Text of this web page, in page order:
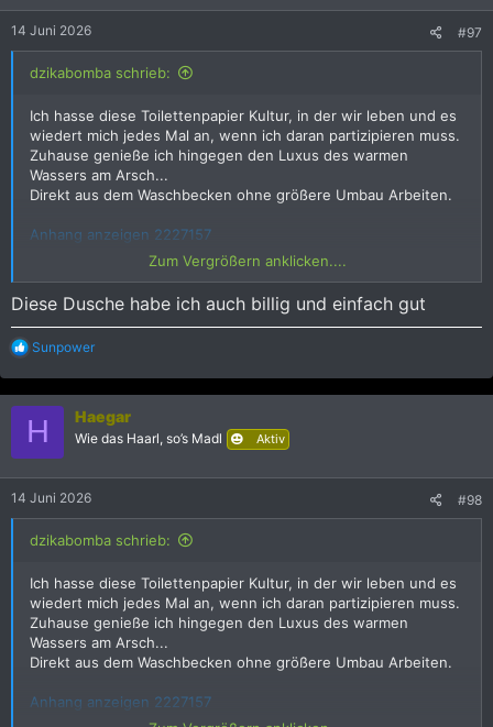
n
:
14 Juni 2026 #97
dzikabomba schrieb:
Ich hasse diese Toilettenpapier Kultur, in der wir leben und es
wiedert mich jedes Mal an, wenn ich daran partizipieren muss.
Zuhause genieße ich hingegen den Luxus des warmen
Wassers am Arsch...
Direkt aus dem Waschbecken ohne größere Umbau Arbeiten.
Anhang anzeigen 2227157
Anhang anzeigen 2227156
Zum Vergrößern anklicken....
Diese Dusche habe ich auch billig und einfach gut
R
a
k
i
n
:
Sunpower
H Haegar
Wie das Haarl, so’s Madl Aktiv
14 Juni 2026 #98
dzikabomba schrieb:
Ich hasse diese Toilettenpapier Kultur, in der wir leben und es
wiedert mich jedes Mal an, wenn ich daran partizipieren muss.
Zuhause genieße ich hingegen den Luxus des warmen
Wassers am Arsch...
Direkt aus dem Waschbecken ohne größere Umbau Arbeiten.
Anhang anzeigen 2227157